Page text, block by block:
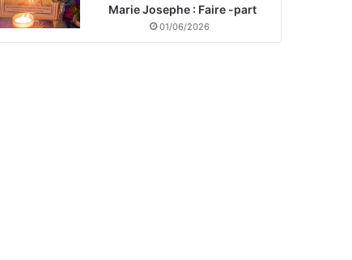
Marie Josephe : Faire -part
01/06/2026